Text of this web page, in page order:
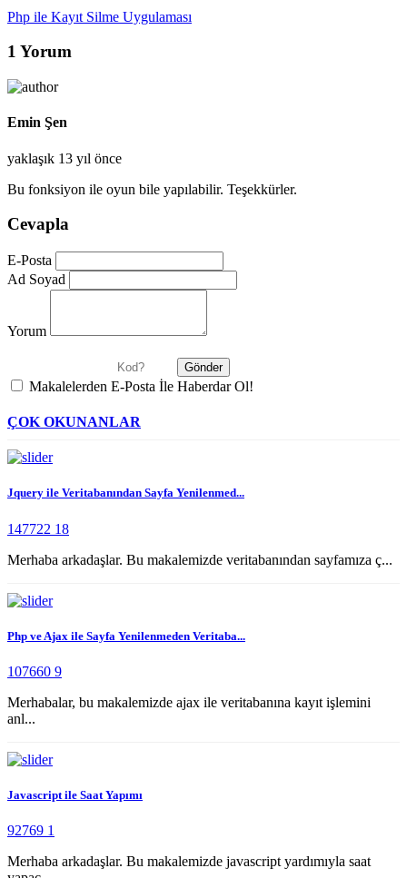
Php ile Kayıt Silme Uygulaması
1 Yorum
Emin Şen
yaklaşık 13 yıl önce
Bu fonksiyon ile oyun bile yapılabilir. Teşekkürler.
Cevapla
E-Posta
Ad Soyad
Yorum
Makalelerden E-Posta İle Haberdar Ol!
ÇOK OKUNANLAR
Jquery ile Veritabanından Sayfa Yenilenmed...
147722 18
Merhaba arkadaşlar. Bu makalemizde veritabanından sayfamıza ç...
Php ve Ajax ile Sayfa Yenilenmeden Veritaba...
107660 9
Merhabalar, bu makalemizde ajax ile veritabanına kayıt işlemini
anl...
Javascript ile Saat Yapımı
92769 1
Merhaba arkadaşlar. Bu makalemizde javascript yardımıyla saat